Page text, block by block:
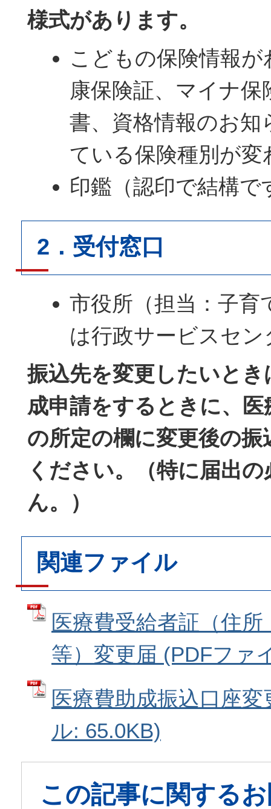
様式があります。
こどもの保険情報
康保険証、マイナ保
書、資格情報のお知
ている保険種別が変
印鑑（認印で結構で
2．受付窓口
市役所（担当：子育
は行政サービスセン
振込先を変更したいとき
成申請をするときに、医
の所定の欄に変更後の振
ください。（特に届出
ん。）
関連ファイル
医療費受給者証（住
等）変更届 (PDFファ
医療費助成振込口座
ル: 65.0KB)
この記事に関する